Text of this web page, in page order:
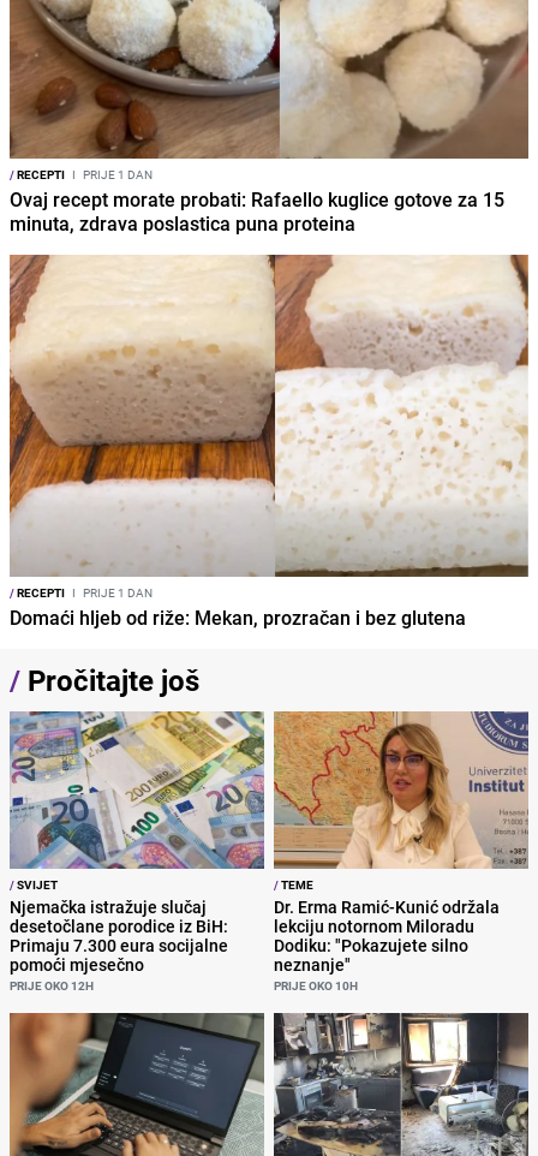
/RECEPTI I PRIJE 1 DAN
Ovaj recept morate probati: Rafaello kuglice gotove za 15
minuta, zdrava poslastica puna proteina
/RECEPTI I PRIJE 1 DAN
Domaći hljeb od riže: Mekan, prozračan i bez glutena
/ Pročitajte još
/SVIJET
Njemačka istražuje slučaj
desetočlane porodice iz BiH:
Primaju 7.300 eura socijalne
pomoći mjesečno
PRIJE OKO 12H
/TEME
Dr. Erma Ramić-Kunić održala
lekciju notornom Miloradu
Dodiku: "Pokazujete silno
neznanje"
PRIJE OKO 10H